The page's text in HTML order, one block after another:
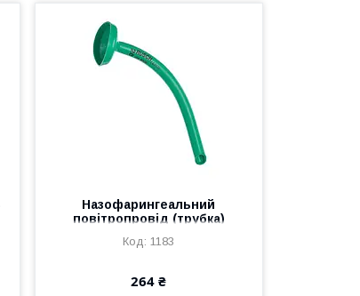
Назофарингеальний
повітропровід (трубка)
1183
264 ₴